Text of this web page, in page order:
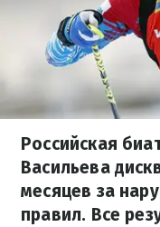
Российская
Васильева
месяцев за
правил. Все